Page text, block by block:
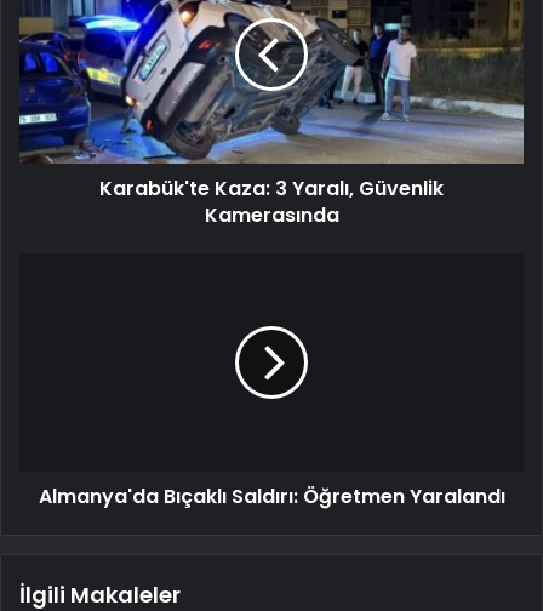
Karabük'te Kaza: 3 Yaralı, Güvenlik
Kamerasında
Almanya'da Bıçaklı Saldırı: Öğretmen Yaralandı
İlgili Makaleler